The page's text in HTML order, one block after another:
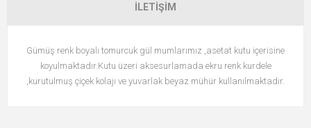
İLETIŞIM
Gümüş renk boyalı tomurcuk gül mumlarımız ,asetat kutu içerisine
koyulmaktadır.Kutu üzeri aksesurlamada ekru renk kurdele
,kurutulmuş çiçek kolajı ve yuvarlak beyaz mühür kullanılmaktadır.